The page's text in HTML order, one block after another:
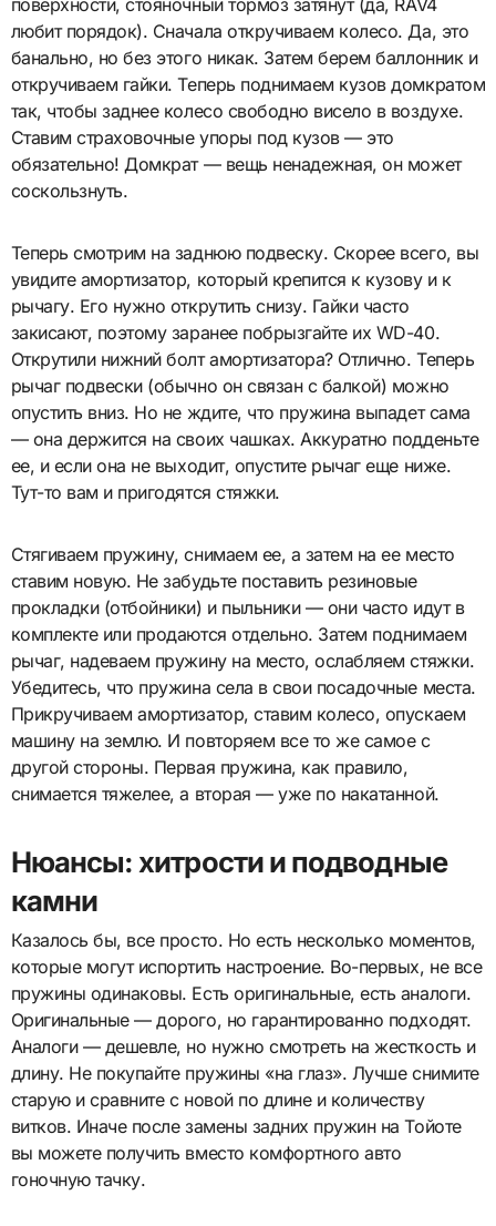
любит порядок). Сначала откручиваем колесо. Да, это
банально, но без этого никак. Затем берем баллонник и
откручиваем гайки. Теперь поднимаем кузов домкратом
так, чтобы заднее колесо свободно висело в воздухе.
Ставим страховочные упоры под кузов — это
обязательно! Домкрат — вещь ненадежная, он может
соскользнуть.
Теперь смотрим на заднюю подвеску. Скорее всего, вы
увидите амортизатор, который крепится к кузову и к
рычагу. Его нужно открутить снизу. Гайки часто
закисают, поэтому заранее побрызгайте их WD-40.
Открутили нижний болт амортизатора? Отлично. Теперь
рычаг подвески (обычно он связан с балкой) можно
опустить вниз. Но не ждите, что пружина выпадет сама
— она держится на своих чашках. Аккуратно подденьте
ее, и если она не выходит, опустите рычаг еще ниже.
Тут-то вам и пригодятся стяжки.
Стягиваем пружину, снимаем ее, а затем на ее место
ставим новую. Не забудьте поставить резиновые
прокладки (отбойники) и пыльники — они часто идут в
комплекте или продаются отдельно. Затем поднимаем
рычаг, надеваем пружину на место, ослабляем стяжки.
Убедитесь, что пружина села в свои посадочные места.
Прикручиваем амортизатор, ставим колесо, опускаем
машину на землю. И повторяем все то же самое с
другой стороны. Первая пружина, как правило,
снимается тяжелее, а вторая — уже по накатанной.
Нюансы: хитрости и подводные
камни
Казалось бы, все просто. Но есть несколько моментов,
которые могут испортить настроение. Во-первых, не все
пружины одинаковы. Есть оригинальные, есть аналоги.
Оригинальные — дорого, но гарантированно подходят.
Аналоги — дешевле, но нужно смотреть на жесткость и
длину. Не покупайте пружины «на глаз». Лучше снимите
старую и сравните с новой по длине и количеству
витков. Иначе после замены задних пружин на Тойоте
вы можете получить вместо комфортного авто
гоночную тачку.